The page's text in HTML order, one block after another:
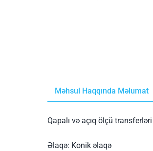
Məhsul Haqqında Məlumat
Qapalı və açıq ölçü transferləri
Əlaqə: Konik əlaqə